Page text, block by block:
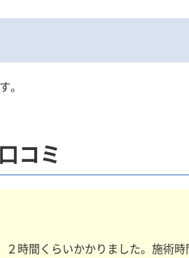
。
コミ
時間くらいかかりました。施術